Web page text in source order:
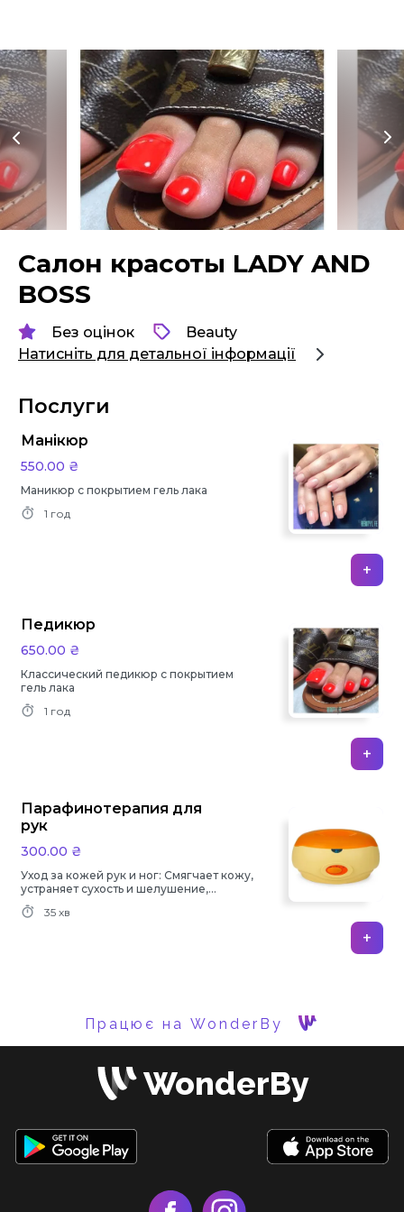
Салон красоты LADY AND
BOSS
Без оцінок
Beauty
Натисніть для детальної інформації
Послуги
Манікюр
550.00 ₴
Маникюр с покрытием гель лака
1 год
+
Педикюр
650.00 ₴
Классический педикюр с покрытием
гель лака
1 год
+
Парафинотерапия для
рук
300.00 ₴
Уход за кожей рук и ног: Смягчает кожу,
устраняет сухость и шелушение,
способствует заживлению мелких
трещинок. Омолаживающий эффект:
35 хв
+
Працює на WonderBy
WonderBy